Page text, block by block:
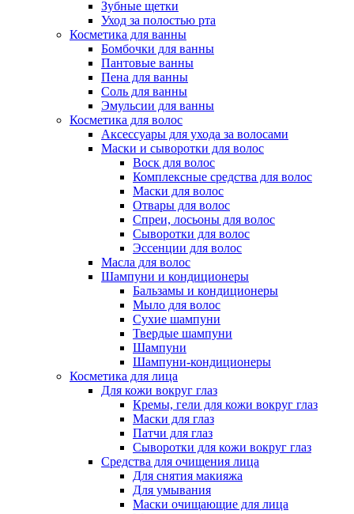
Зубные щетки
Уход за полостью рта
Косметика для ванны
Бомбочки для ванны
Пантовые ванны
Пена для ванны
Соль для ванны
Эмульсии для ванны
Косметика для волос
Аксессуары для ухода за волосами
Маски и сыворотки для волос
Воск для волос
Комплексные средства для волос
Маски для волос
Отвары для волос
Спреи, лосьоны для волос
Сыворотки для волос
Эссенции для волос
Масла для волос
Шампуни и кондиционеры
Бальзамы и кондиционеры
Мыло для волос
Сухие шампуни
Твердые шампуни
Шампуни
Шампуни-кондиционеры
Косметика для лица
Для кожи вокруг глаз
Кремы, гели для кожи вокруг глаз
Маски для глаз
Патчи для глаз
Сыворотки для кожи вокруг глаз
Средства для очищения лица
Для снятия макияжа
Для умывания
Маски очищающие для лица